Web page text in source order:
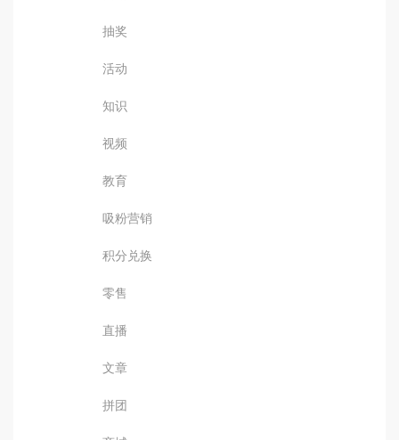
抽奖
活动
知识
视频
教育
吸粉营销
积分兑换
零售
直播
文章
拼团